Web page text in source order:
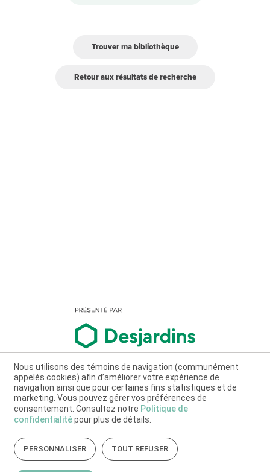
Trouver ma bibliothèque
Retour aux résultats de recherche
Nous utilisons des témoins de navigation (communément
appelés cookies) afin d’améliorer votre expérience de
navigation ainsi que pour certaines fins statistiques et de
marketing. Vous pouvez gérer vos préférences de
consentement. Consultez notre Politique de
confidentialitépour plus de détails.
PERSONNALISER TOUT REFUSER